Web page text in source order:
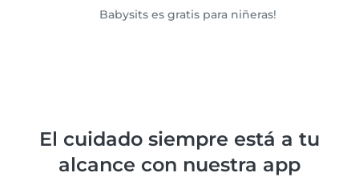
Babysits es gratis para niñeras!
El cuidado siempre está a tu
alcance con nuestra app